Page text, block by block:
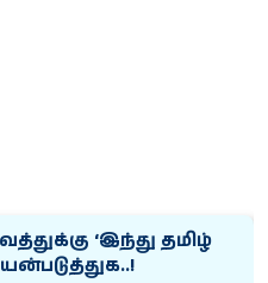
‘இந்து தமிழ்